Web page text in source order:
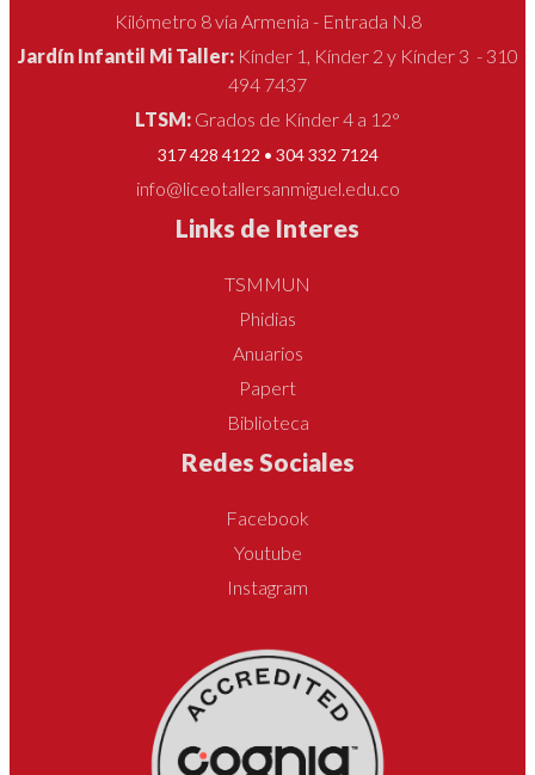
Kilómetro 8 vía Armenia - Entrada N.8
Jardín Infantil Mi Taller: Kínder 1, Kínder 2 y Kínder 3 - 310
494 7437
LTSM: Grados de Kínder 4 a 12°
317 428 4122 • 304 332 7124
info@liceotallersanmiguel.edu.co
Links de Interes
TSMMUN
Phidias
Anuarios
Papert
Biblioteca
Redes Sociales
Facebook
Youtube
Instagram